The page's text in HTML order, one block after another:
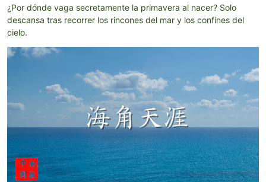
¿Por dónde vaga secretamente la primavera al nacer? Solo
descansa tras recorrer los rincones del mar y los confines del
cielo.